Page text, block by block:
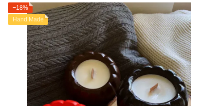
−18%
Hand Made